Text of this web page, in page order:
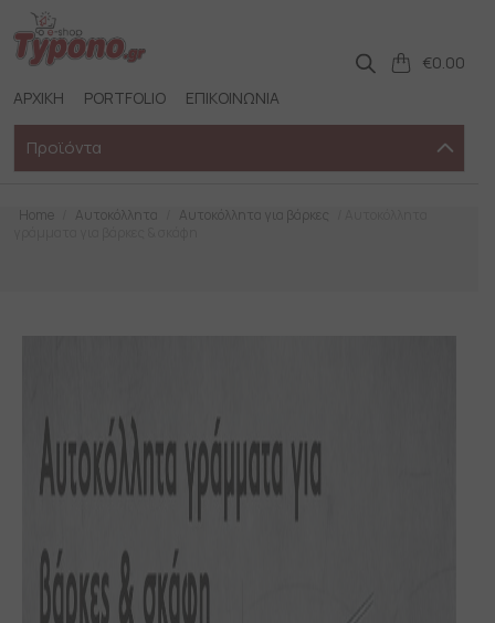
Skip
to
content
ΑΡΧΙΚΗ PORTFOLIO ΕΠΙΚΟΙΝΩΝΙΑ
€0.00
Προϊόντα
Home Αυτοκόλλητα Αυτοκόλλητα για βάρκες